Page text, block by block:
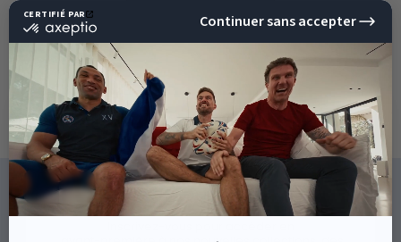
CE QU'ILS DISENT DE NOUS
10%DE RÉDUCTION
SUR VOTRE PROCHAINE
COMMANDE !